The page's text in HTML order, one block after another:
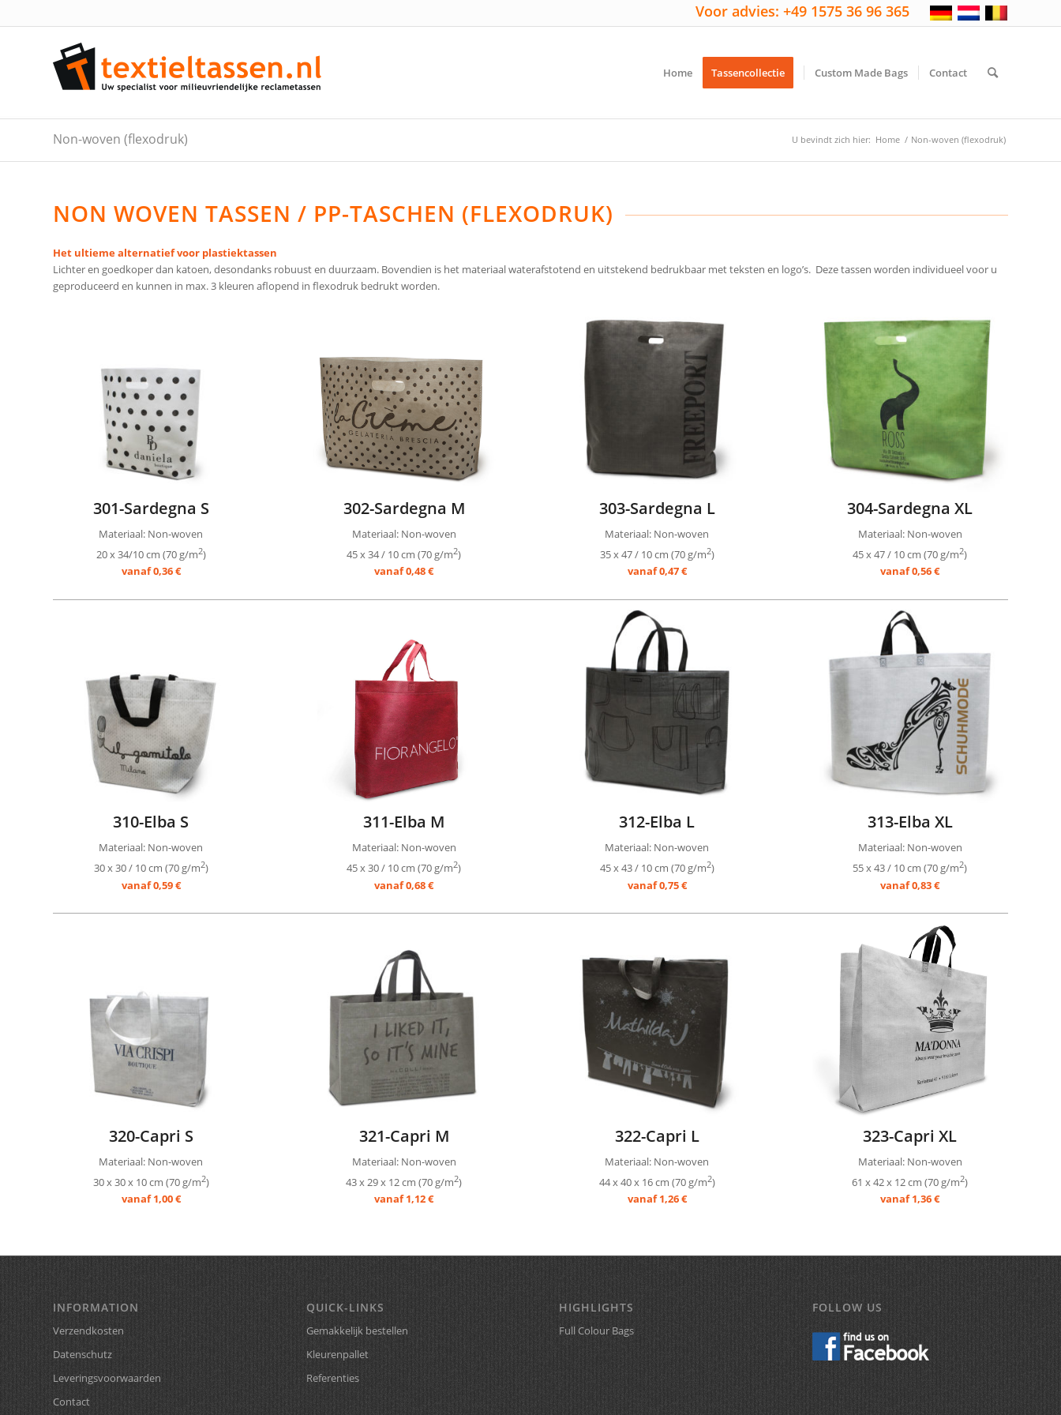
Voor advies: +49 1575 36 96 365
Home Tassencollectie Custom Made Bags Contact
Non-woven (flexodruk) U bevindt zich hier: Home / Non-woven (flexodruk)
NON WOVEN TASSEN / PP-TASCHEN (FLEXODRUK)
Het ultieme alternatief voor plastiektassen
Lichter en goedkoper dan katoen, desondanks robuust en duurzaam. Bovendien is het materiaal waterafstotend en uitstekend bedrukbaar met teksten en logo’s. Deze tassen worden individueel voor u
geproduceerd en kunnen in max. 3 kleuren aflopend in flexodruk bedrukt worden.
301-Sardegna S
Materiaal: Non-woven
20 x 34/10 cm (70 g/m2)
vanaf 0,36 €
302-Sardegna M
Materiaal: Non-woven
45 x 34 / 10 cm (70 g/m2)
vanaf 0,48 €
303-Sardegna L
Materiaal: Non-woven
35 x 47 / 10 cm (70 g/m2)
vanaf 0,47 €
304-Sardegna XL
Materiaal: Non-woven
45 x 47 / 10 cm (70 g/m2)
vanaf 0,56 €
310-Elba S
Materiaal: Non-woven
30 x 30 / 10 cm (70 g/m2)
vanaf 0,59 €
311-Elba M
Materiaal: Non-woven
45 x 30 / 10 cm (70 g/m2)
vanaf 0,68 €
312-Elba L
Materiaal: Non-woven
45 x 43 / 10 cm (70 g/m2)
vanaf 0,75 €
313-Elba XL
Materiaal: Non-woven
55 x 43 / 10 cm (70 g/m2)
vanaf 0,83 €
320-Capri S
Materiaal: Non-woven
30 x 30 x 10 cm (70 g/m2)
vanaf 1,00 €
321-Capri M
Materiaal: Non-woven
43 x 29 x 12 cm (70 g/m2)
vanaf 1,12 €
322-Capri L
Materiaal: Non-woven
44 x 40 x 16 cm (70 g/m2)
vanaf 1,26 €
323-Capri XL
Materiaal: Non-woven
61 x 42 x 12 cm (70 g/m2)
vanaf 1,36 €
INFORMATION
Verzendkosten
Datenschutz
Leveringsvoorwaarden
Contact
QUICK-LINKS
Gemakkelijk bestellen
Kleurenpallet
Referenties
HIGHLIGHTS
Full Colour Bags
FOLLOW US